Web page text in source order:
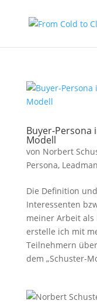
Buyer-Persona
Modell
von Norbert
Persona,
Die Definition
Interessenten
meiner Arbeit als
erstelle ich mit
Teilnehmern
dem „Schuster-